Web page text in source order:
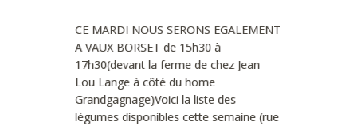
CE MARDI NOUS SERONS EGALEMENT
A VAUX BORSET de 15h30 à
17h30(devant la ferme de chez Jean
Lou Lange à côté du home
Grandgagnage)Voici la liste des
légumes disponibles cette semaine (rue